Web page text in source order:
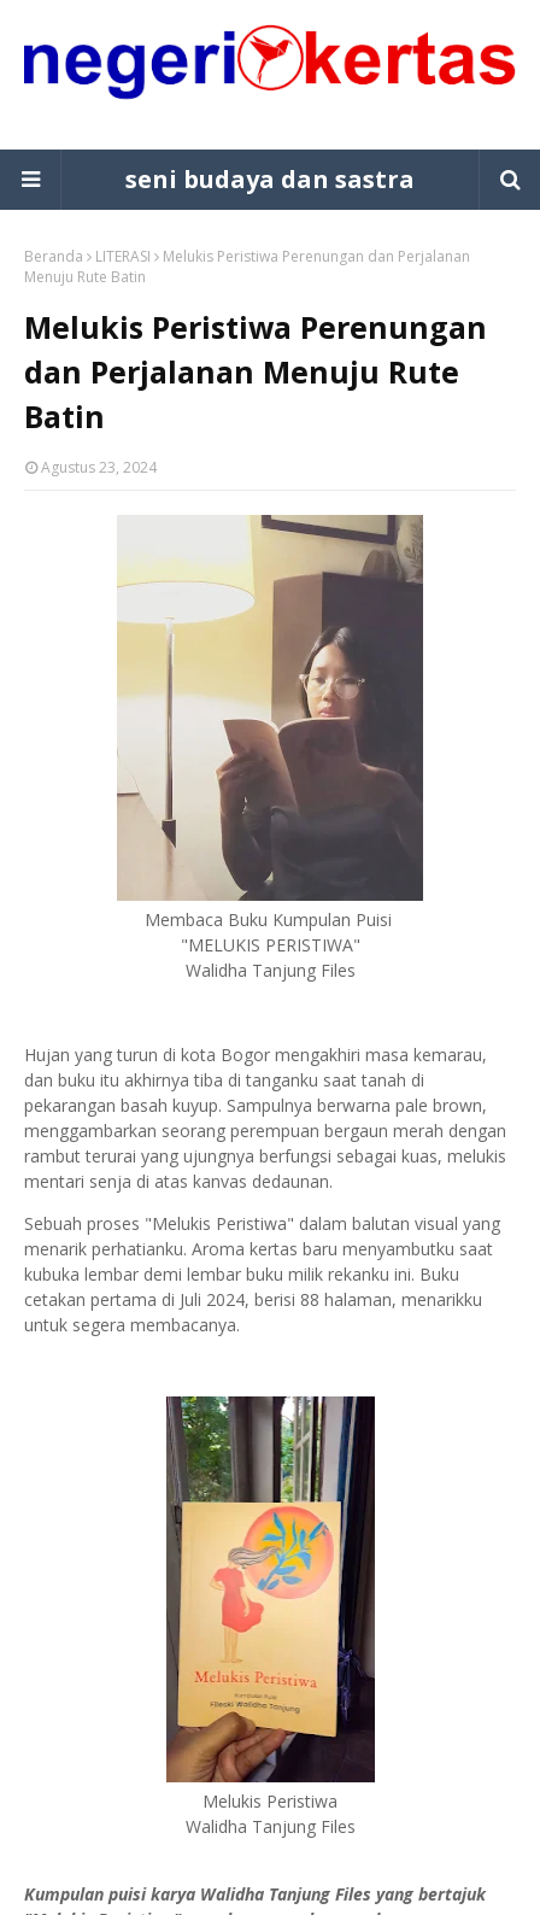
seni budaya dan sastra
Beranda LITERASI
Melukis Peristiwa Perenungan dan Perjalanan
Menuju Rute Batin
Melukis Peristiwa Perenungan
dan Perjalanan Menuju Rute
Batin
Agustus 23, 2024
Membaca Buku Kumpulan Puisi
"MELUKIS PERISTIWA"
Walidha Tanjung Files
Hujan yang turun di kota Bogor mengakhiri masa kemarau,
dan buku itu akhirnya tiba di tanganku saat tanah di
pekarangan basah kuyup. Sampulnya berwarna pale brown,
menggambarkan seorang perempuan bergaun merah dengan
rambut terurai yang ujungnya berfungsi sebagai kuas, melukis
mentari senja di atas kanvas dedaunan.
Sebuah proses "Melukis Peristiwa" dalam balutan visual yang
menarik perhatianku. Aroma kertas baru menyambutku saat
kubuka lembar demi lembar buku milik rekanku ini. Buku
cetakan pertama di Juli 2024, berisi 88 halaman, menarikku
untuk segera membacanya.
Melukis Peristiwa
Walidha Tanjung Files
Kumpulan puisi karya Walidha Tanjung Files yang bertajuk